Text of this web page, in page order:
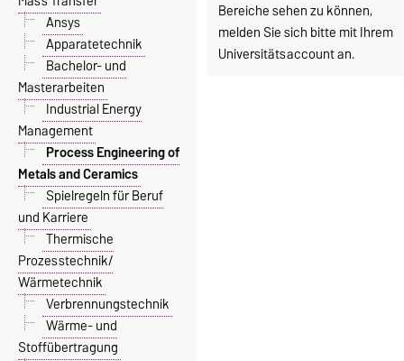
Bereiche sehen zu können,
melden Sie sich bitte mit Ihrem
Universitätsaccount an.
Ansys
Apparatetechnik
Bachelor- und
Masterarbeiten
Industrial Energy
Management
Process Engineering of
Metals and Ceramics
Spielregeln für Beruf
und Karriere
Thermische
Prozesstechnik/
Wärmetechnik
Verbrennungstechnik
Wärme- und
Stoffübertragung